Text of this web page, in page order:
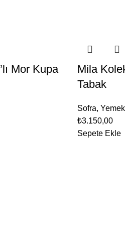
Mor Kupa
Mila
Tabak
Sofra, Yemek
₺3.150,00
Sepete Ekle